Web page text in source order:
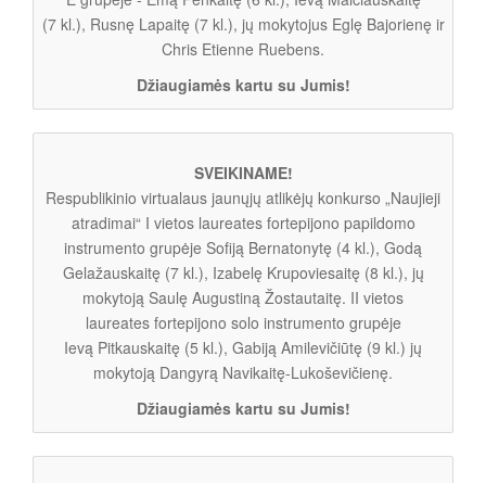
(7 kl.), Rusnę Lapaitę (7 kl.), jų mokytojus Eglę Bajorienę ir
Chris Etienne Ruebens.
Džiaugiamės kartu su Jumis!
SVEIKINAME!
Respublikinio virtualaus jaunųjų atlikėjų konkurso „Naujieji
atradimai“ I vietos laureates fortepijono papildomo
instrumento grupėje Sofiją Bernatonytę (4 kl.), Godą
Gelažauskaitę (7 kl.), Izabelę Krupoviesaitę (8 kl.), jų
mokytoją Saulę Augustiną Žostautaitę. II vietos
laureates fortepijono solo instrumento grupėje
Ievą Pitkauskaitę (5 kl.), Gabiją Amilevičiūtę (9 kl.) jų
mokytoją Dangyrą Navikaitę-Lukoševičienę.
Džiaugiamės kartu su Jumis!